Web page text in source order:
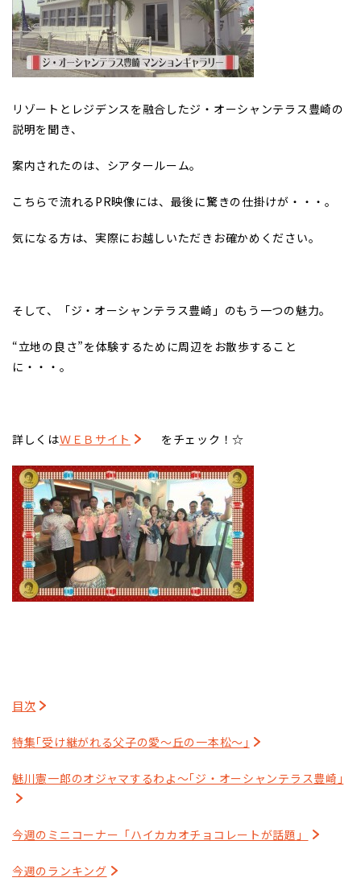
リゾートとレジデンスを融合したジ・オーシャンテラス豊崎の
説明を聞き、
案内されたのは、シアタールーム。
こちらで流れるPR映像には、最後に驚きの仕掛けが・・・。
気になる方は、実際にお越しいただきお確かめください。
そして、「ジ・オーシャンテラス豊崎」のもう一つの魅力。
“立地の良さ”を体験するために周辺をお散歩すること
に・・・。
詳しくはＷＥＢサイト をチェック！☆
目次
特集｢受け継がれる父子の愛～丘の一本松～｣
魅川憲一郎のオジャマするわよ～｢ジ・オーシャンテラス豊崎｣
今週のミニコーナー「ハイカカオチョコレートが話題」
今週のランキング